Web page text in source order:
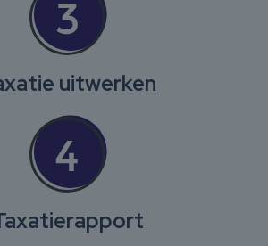
uitwerken